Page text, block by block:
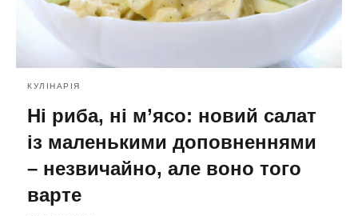
КУЛІНАРІЯ
Ні риба, ні м’ясо: новий салат
із маленькими доповненнями
– незвичайно, але воно того
варте